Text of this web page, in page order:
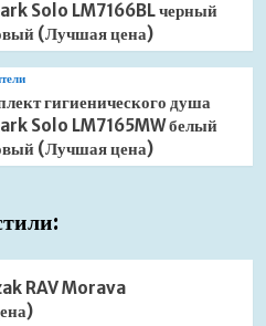
Solo LM7166BL черный
(Лучшая цена)
гигиенического душа
Solo LM7165MW белый
(Лучшая цена)
RAV Morava